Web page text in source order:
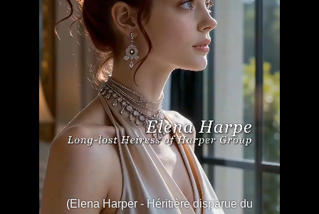
(Elena Harper - Héritière disparue du